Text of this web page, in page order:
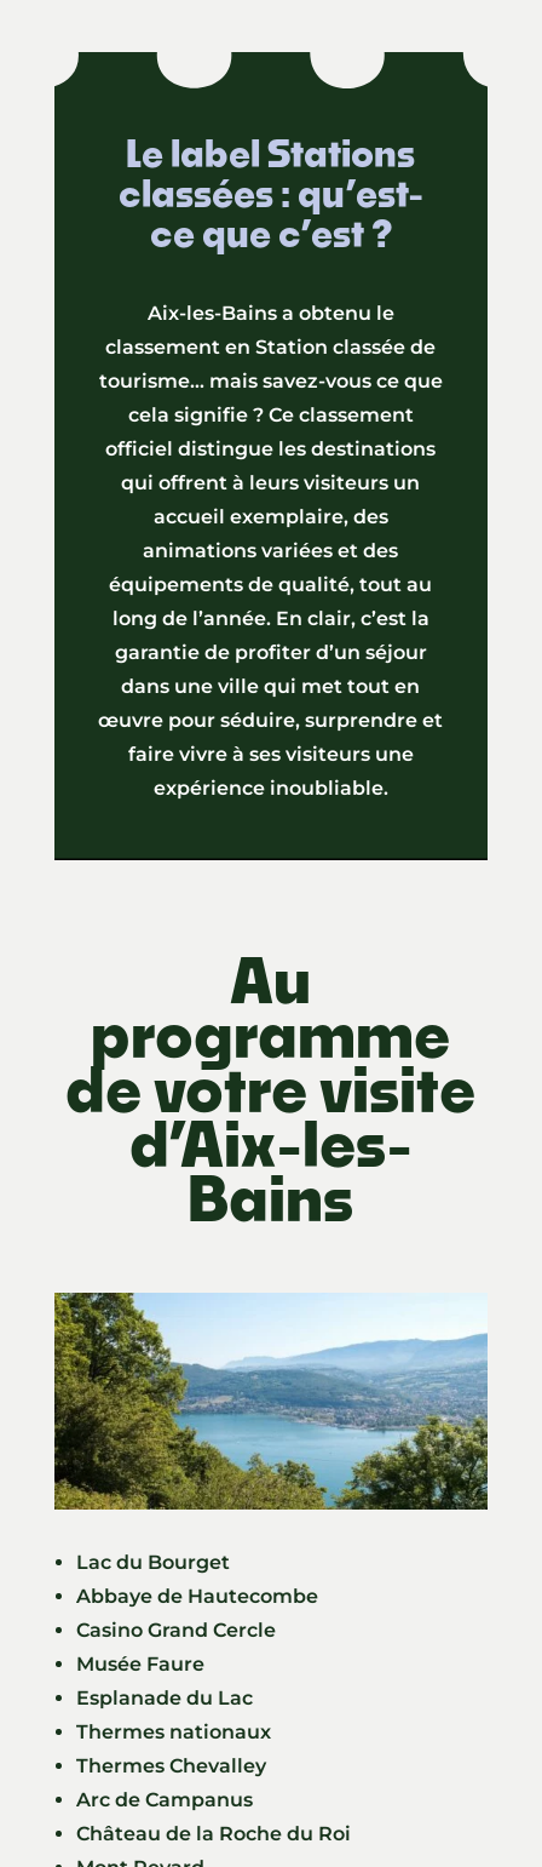
Le label Stations
classées : qu’est-
ce que c’est ?
Aix-les-Bains a obtenu le
classement en Station classée de
tourisme… mais savez-vous ce que
cela signifie ? Ce classement
officiel distingue les destinations
qui offrent à leurs visiteurs un
accueil exemplaire, des
animations variées et des
équipements de qualité, tout au
long de l’année. En clair, c’est la
garantie de profiter d’un séjour
dans une ville qui met tout en
œuvre pour séduire, surprendre et
faire vivre à ses visiteurs une
expérience inoubliable.
Au
programme
de votre visite
d’Aix-les-
Bains
Lac du Bourget
Abbaye de Hautecombe
Casino Grand Cercle
Musée Faure
Esplanade du Lac
Thermes nationaux
Thermes Chevalley
Arc de Campanus
Château de la Roche du Roi